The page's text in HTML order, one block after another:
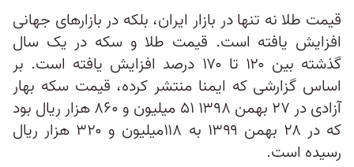
قیمت طلا نه تنها در بازار ایران، بلکه در بازارهای جهانی
افزایش یافته است. قیمت طلا و سکه در یک سال
گذشته بین ۱۲۰ تا ۱۷۰ درصد افزایش یافته است. بر
اساس گزارشی که ایمنا منتشر کرده، قیمت سکه بهار
آزادی در ۲۷ بهمن ۱۳۹۸ ۵۱ میلیون و ۸۶۰ هزار ریال بود
که در ۲۸ بهمن ۱۳۹۹ به ۱۱۸میلیون و ۳۲۰ هزار ریال
رسیده است.